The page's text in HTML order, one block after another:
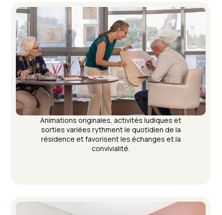
Animations originales, activités ludiques et
sorties variées rythment le quotidien de la
résidence et favorisent les échanges et la
convivialité.